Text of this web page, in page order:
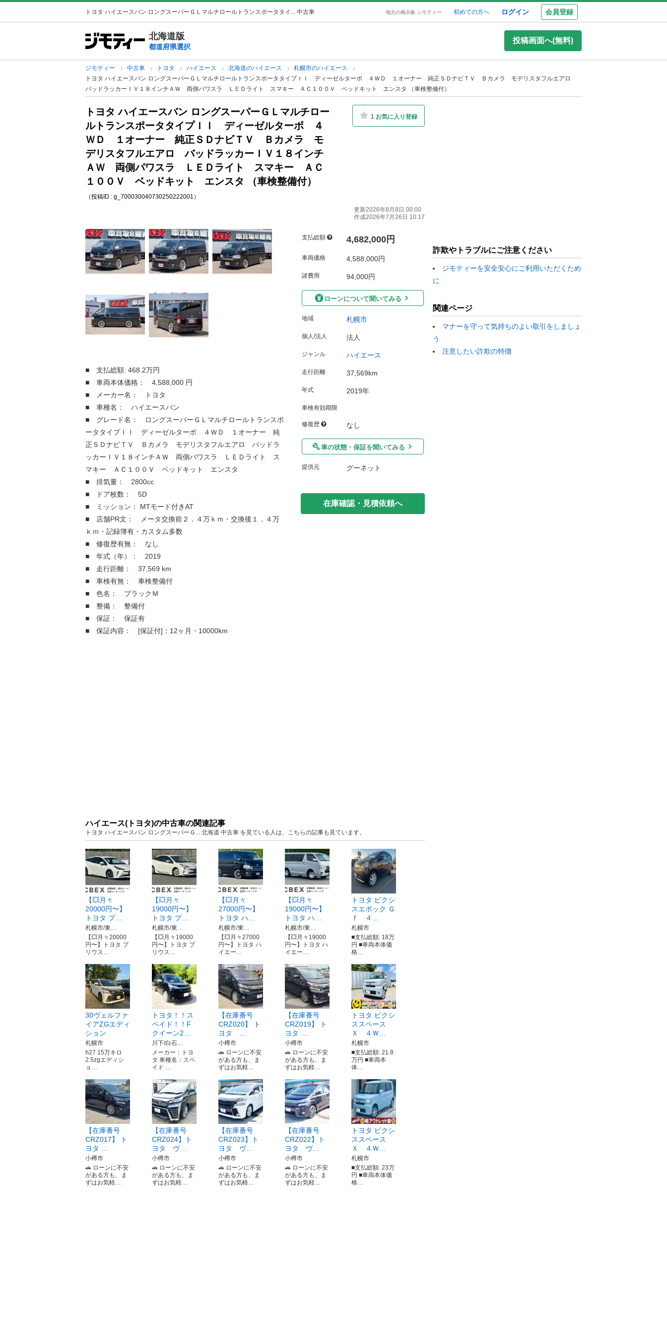
トヨタ ハイエースバン ロングスーパーＧＬマルチロールトランスポータタイ... 中古車 地元の掲示板 ジモティー 初めての方へ ログイン 会員登録
北海道版
都道府県選択
投稿画面へ(無料)
ジモティー 中古車 トヨタ ハイエース 北海道のハイエース
札幌市のハイエース
トヨタ ハイエースバン ロングスーパーＧＬマルチロールトランスポータタイプＩＩ ディーゼルターボ ４ＷＤ １オーナー 純正ＳＤナビＴＶ Ｂカメラ モデリスタフルエアロ
バッドラッカーＩＶ１８インチＡＷ 両側パワスラ ＬＥＤライト スマキー ＡＣ１００Ｖ ベッドキット エンスタ （車検整備付）
トヨタ ハイエースバン ロングスーパーＧＬマルチロー
ルトランスポータタイプＩＩ ディーゼルターボ ４
ＷＤ １オーナー 純正ＳＤナビＴＶ Ｂカメラ モ
デリスタフルエアロ バッドラッカーＩＶ１８インチ
ＡＷ 両側パワスラ ＬＥＤライト スマキー ＡＣ
１００Ｖ ベッドキット エンスタ （車検整備付）
（投稿ID : g_700030040730250222001）
1 お気に入り登録
更新2026年8月8日 00:00
作成2026年7月26日 10:17
■ 支払総額: 468.2万円
■ 車両本体価格： 4,588,000 円
■ メーカー名： トヨタ
■ 車種名： ハイエースバン
■ グレード名： ロングスーパーＧＬマルチロールトランスポ
ータタイプＩＩ ディーゼルターボ ４ＷＤ １オーナー 純
正ＳＤナビＴＶ Ｂカメラ モデリスタフルエアロ バッドラ
ッカーＩＶ１８インチＡＷ 両側パワスラ ＬＥＤライト ス
マキー ＡＣ１００Ｖ ベッドキット エンスタ
■ 排気量： 2800cc
■ ドア枚数： 5D
■ ミッション： MTモード付きAT
■ 店舗PR文： メータ交換前２．４万ｋｍ・交換後１．４万
ｋｍ・記録簿有・カスタム多数
■ 修復歴有無： なし
■ 年式（年）： 2019
■ 走行距離： 37,569 km
■ 車検有無： 車検整備付
■ 色名： ブラックＭ
■ 整備： 整備付
■ 保証： 保証有
■ 保証内容： [保証付]：12ヶ月・10000km
支払総額 4,682,000円
車両価格 4,588,000円
諸費用 94,000円
ローンについて聞いてみる
地域 札幌市
個人/法人 法人
ジャンル ハイエース
走行距離 37,569km
年式 2019年
車検有効期限
修復歴 なし
車の状態・保証を聞いてみる
提供元 グーネット
在庫確認・見積依頼へ
ハイエース(トヨタ)の中古車の関連記事
トヨタ ハイエースバン ロングスーパーＧ... 北海道 中古車 を見ている人は、こちらの記事も見ています。
【💥月々
20000円〜】
トヨタ プ…
札幌市/東…
【💥月々20000
円〜】トヨタ プ
リウス…
【💥月々
19000円〜】
トヨタ プ…
札幌市/東…
【💥月々19000
円〜】トヨタ プ
リウス…
【💥月々
27000円〜】
トヨタ ハ…
札幌市/東…
【💥月々27000
円〜】トヨタ ハ
イエー…
【💥月々
19000円〜】
トヨタ ハ…
札幌市/東…
【💥月々19000
円〜】トヨタ ハ
イエー…
トヨタ ピクシ
スエポック Ｇ
ｆ ４…
札幌市
■支払総額: 18万
円 ■車両本体価
格…
30ヴェルファ
イアZGエディ
ション
札幌市
h27 15万キロ
2.5zgエディシ
ョ…
トヨタ！！ス
ペイド！！F
クイーン2…
川下/白石…
メーカー：トヨ
タ 車種名：スペ
イド …
【在庫番号
CRZ020】 ト
ヨタ …
小樽市
🚗 ローンに不安
がある方も、ま
ずはお気軽…
【在庫番号
CRZ019】 ト
ヨタ …
小樽市
🚗 ローンに不安
がある方も、ま
ずはお気軽…
トヨタ ピクシ
ススペース
Ｘ ４Ｗ…
札幌市
■支払総額: 21.8
万円 ■車両本
体…
【在庫番号
CRZ017】 ト
ヨタ …
小樽市
🚗 ローンに不安
がある方も、ま
ずはお気軽…
【在庫番号
CRZ024】ト
ヨタ ヴ…
小樽市
🚗 ローンに不安
がある方も、ま
ずはお気軽…
【在庫番号
CRZ023】ト
ヨタ ヴ…
小樽市
🚗 ローンに不安
がある方も、ま
ずはお気軽…
【在庫番号
CRZ022】ト
ヨタ ヴ…
小樽市
🚗 ローンに不安
がある方も、ま
ずはお気軽…
トヨタ ピクシ
ススペース
Ｘ ４Ｗ…
札幌市
■支払総額: 23万
円 ■車両本体価
格…
詐欺やトラブルにご注意ください
ジモティーを安全安心にご利用いただくため
に
関連ページ
マナーを守って気持ちのよい取引をしましょ
う
注意したい詐欺の特徴